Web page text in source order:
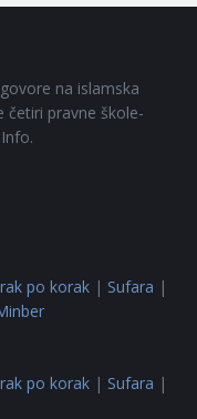
na islamska
četiri pravne škole-
po korak | Sufara |
po korak | Sufara |